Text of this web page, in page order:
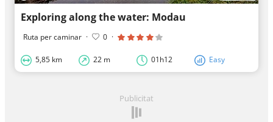
Exploring along the water: Modau
Ruta per caminar · 0 ·
5,85 km 22 m 01h12 Easy
Publicitat